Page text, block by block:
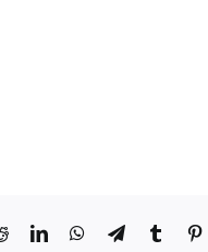
RedditLinkedInWhatsApp
TelegramTumblr